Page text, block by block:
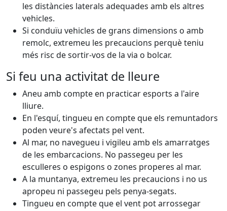
les distàncies laterals adequades amb els altres
vehicles.
Si conduïu vehicles de grans dimensions o amb
remolc, extremeu les precaucions perquè teniu
més risc de sortir-vos de la via o bolcar.
Si feu una activitat de lleure
Aneu amb compte en practicar esports a l'aire
lliure.
En l'esquí, tingueu en compte que els remuntadors
poden veure's afectats pel vent.
Al mar, no navegueu i vigileu amb els amarratges
de les embarcacions. No passegeu per les
esculleres o espigons o zones properes al mar.
A la muntanya, extremeu les precaucions i no us
apropeu ni passegeu pels penya-segats.
Tingueu en compte que el vent pot arrossegar